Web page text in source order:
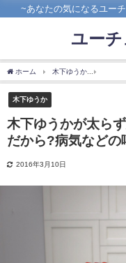
~あなたの気になるユー
ユー
ホーム 木下ゆうか
木下ゆうか
木下ゆうかが太ら
だから?病気などの
2016年3月10日